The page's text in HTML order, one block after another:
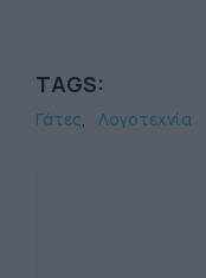
TAGS:
Γάτες Λογοτεχνία